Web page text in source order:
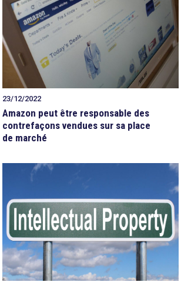
23/12/2022
Amazon peut être responsable des
contrefaçons vendues sur sa place
de marché